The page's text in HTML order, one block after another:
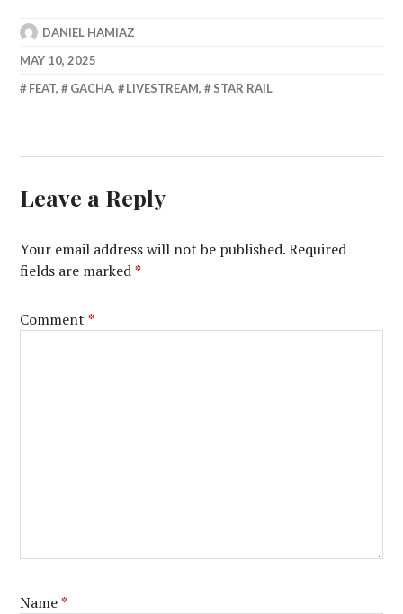
DANIEL HAMIAZ
MAY 10, 2025
FEAT, GACHA, LIVESTREAM, STAR RAIL
Leave a Reply
Your email address will not be published. Required
fields are marked*
Comment*
Name*